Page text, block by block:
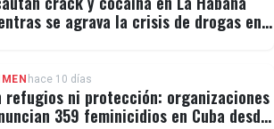
se agrava la crisis de drogas en
hace 10 días
refugios ni protección: organizaciones
359 feminicidios en Cuba desde